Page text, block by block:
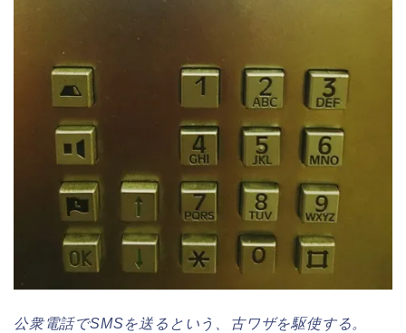
公衆電話でSMSを送るという、古ワザを駆使する。